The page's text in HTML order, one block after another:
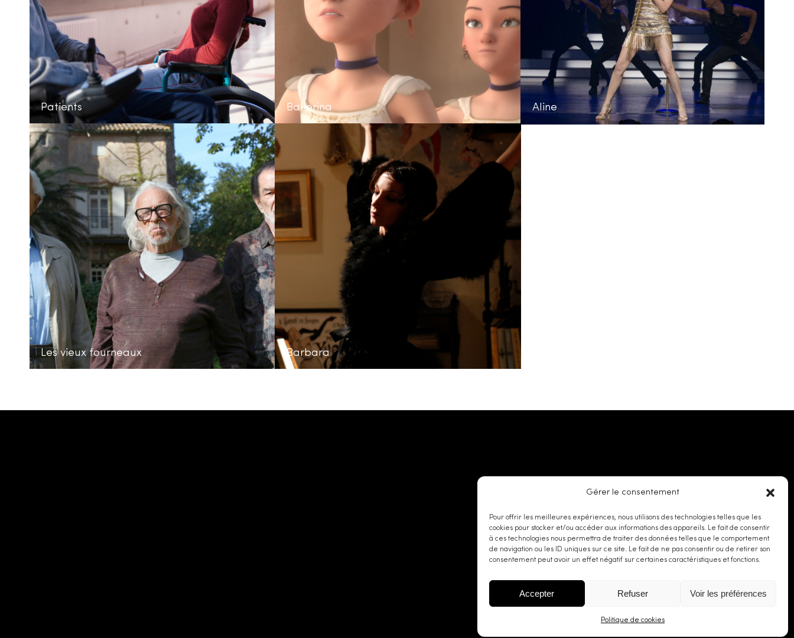
Gérer le consentement
Pour offrir les meilleures expériences, nous utilisons des technologies telles que les
cookies pour stocker et/ou accéder aux informations des appareils. Le fait de consentir
à ces technologies nous permettra de traiter des données telles que le comportement
de navigation ou les ID uniques sur ce site. Le fait de ne pas consentir ou de retirer son
consentement peut avoir un effet négatif sur certaines caractéristiques et fonctions.
Accepter Refuser Voir les préférences
Politique de cookies
Patients Ballerina Aline
Les vieux fourneaux Barbara